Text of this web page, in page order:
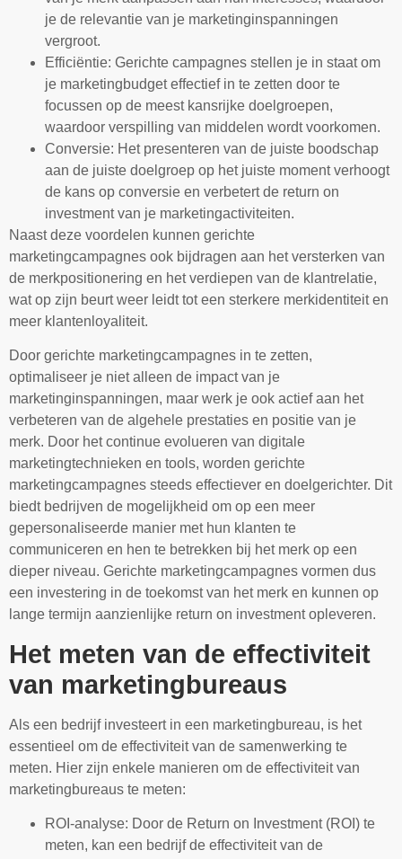
je de relevantie van je marketinginspanningen
vergroot.
Efficiëntie: Gerichte campagnes stellen je in staat om
je marketingbudget effectief in te zetten door te
focussen op de meest kansrijke doelgroepen,
waardoor verspilling van middelen wordt voorkomen.
Conversie: Het presenteren van de juiste boodschap
aan de juiste doelgroep op het juiste moment verhoogt
de kans op conversie en verbetert de return on
investment van je marketingactiviteiten.
Naast deze voordelen kunnen gerichte
marketingcampagnes ook bijdragen aan het versterken van
de merkpositionering en het verdiepen van de klantrelatie,
wat op zijn beurt weer leidt tot een sterkere merkidentiteit en
meer klantenloyaliteit.
Door gerichte marketingcampagnes in te zetten,
optimaliseer je niet alleen de impact van je
marketinginspanningen, maar werk je ook actief aan het
verbeteren van de algehele prestaties en positie van je
merk. Door het continue evolueren van digitale
marketingtechnieken en tools, worden gerichte
marketingcampagnes steeds effectiever en doelgerichter. Dit
biedt bedrijven de mogelijkheid om op een meer
gepersonaliseerde manier met hun klanten te
communiceren en hen te betrekken bij het merk op een
dieper niveau. Gerichte marketingcampagnes vormen dus
een investering in de toekomst van het merk en kunnen op
lange termijn aanzienlijke return on investment opleveren.
Het meten van de effectiviteit
van marketingbureaus
Als een bedrijf investeert in een marketingbureau, is het
essentieel om de effectiviteit van de samenwerking te
meten. Hier zijn enkele manieren om de effectiviteit van
marketingbureaus te meten:
ROI-analyse: Door de Return on Investment (ROI) te
meten, kan een bedrijf de effectiviteit van de